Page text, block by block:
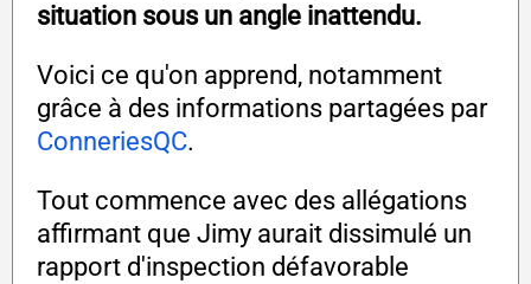
situation sous un angle inattendu.
Voici ce qu'on apprend, notamment
grâce à des informations partagées par
ConneriesQC.
Tout commence avec des allégations
affirmant que Jimy aurait dissimulé un
rapport d'inspection défavorable